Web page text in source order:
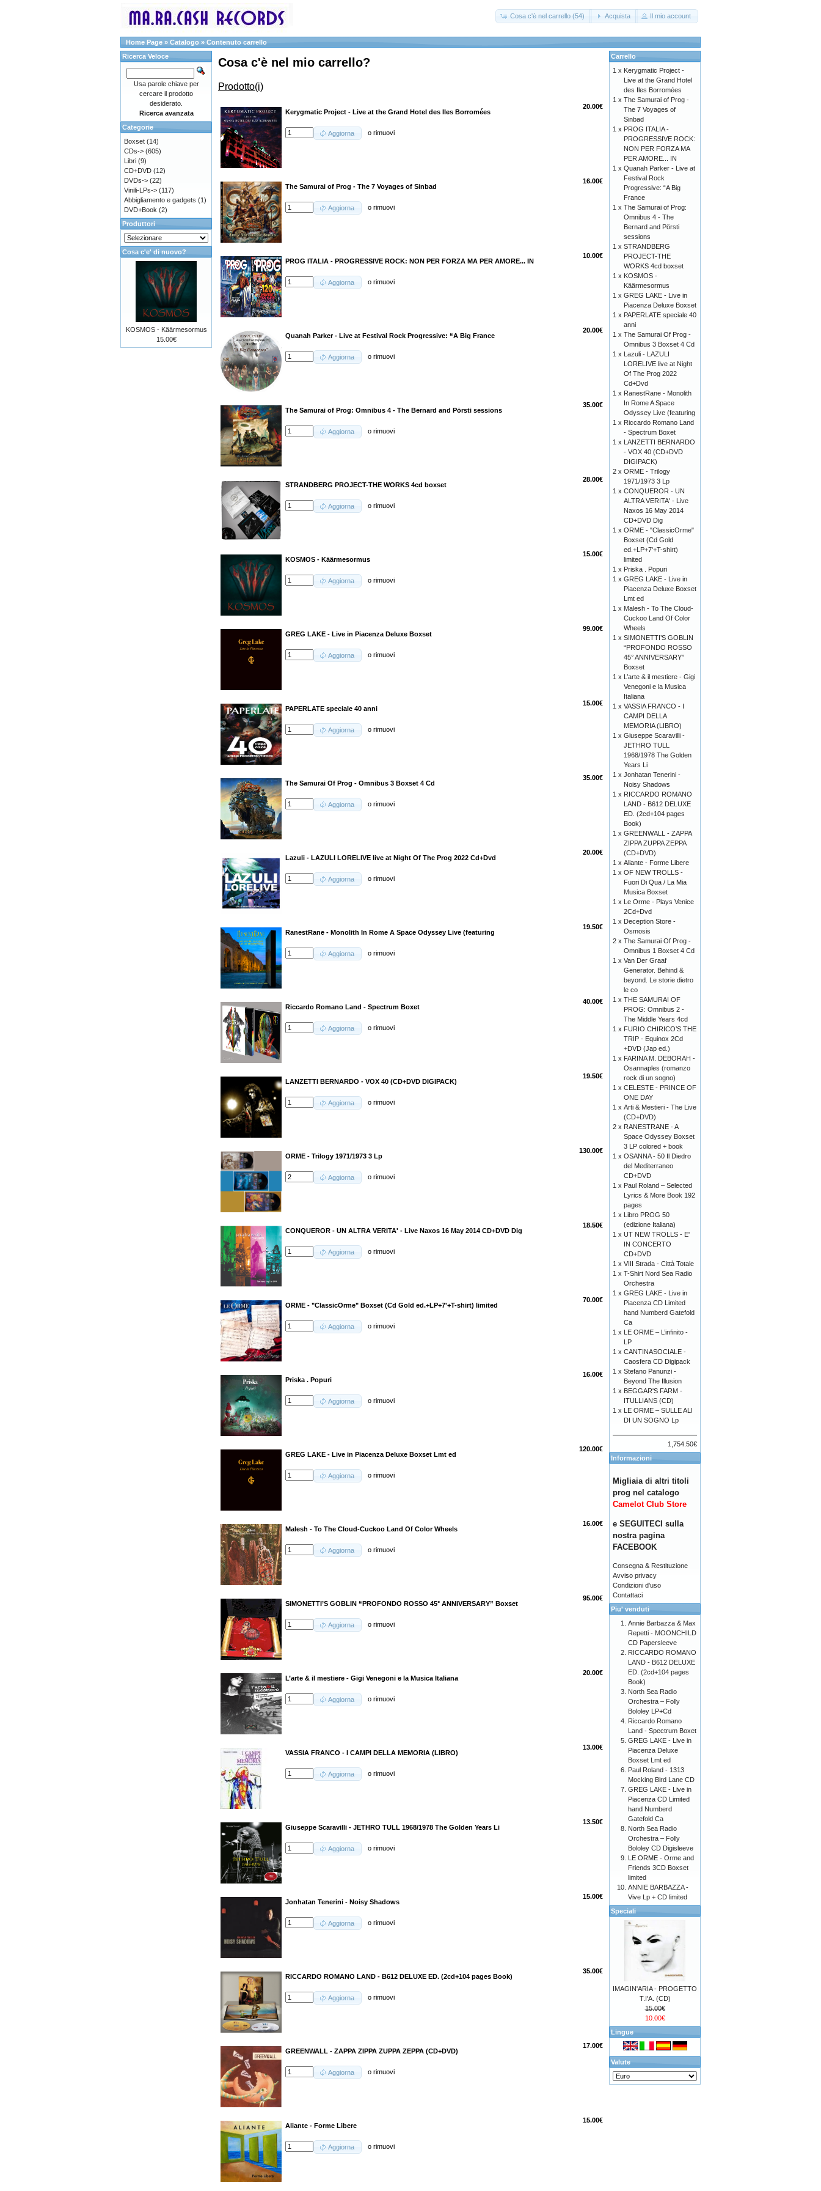
Cosa c'è nel carrello (54) Acquista Il mio account
Home Page » Catalogo » Contenuto carrello
Cosa c'è nel mio carrello?
Prodotto(i)
Kerygmatic Project - Live at the Grand Hotel des Iles Borromées
Aggiorna orimuovi
20.00€
The Samurai of Prog - The 7 Voyages of Sinbad
Aggiorna orimuovi
16.00€
PROG ITALIA - PROGRESSIVE ROCK: NON PER FORZA MA PER AMORE... IN
Aggiorna orimuovi
10.00€
Quanah Parker - Live at Festival Rock Progressive: “A Big France
Aggiorna orimuovi
20.00€
The Samurai of Prog: Omnibus 4 - The Bernard and Pörsti sessions
Aggiorna orimuovi
35.00€
STRANDBERG PROJECT-THE WORKS 4cd boxset
Aggiorna orimuovi
28.00€
KOSMOS - Käärmesormus
Aggiorna orimuovi
15.00€
GREG LAKE - Live in Piacenza Deluxe Boxset
Aggiorna orimuovi
99.00€
PAPERLATE speciale 40 anni
Aggiorna orimuovi
15.00€
The Samurai Of Prog - Omnibus 3 Boxset 4 Cd
Aggiorna orimuovi
35.00€
Lazuli - LAZULI LORELIVE live at Night Of The Prog 2022 Cd+Dvd
Aggiorna orimuovi
20.00€
RanestRane - Monolith In Rome A Space Odyssey Live (featuring
Aggiorna orimuovi
19.50€
Riccardo Romano Land - Spectrum Boxet
Aggiorna orimuovi
40.00€
LANZETTI BERNARDO - VOX 40 (CD+DVD DIGIPACK)
Aggiorna orimuovi
19.50€
ORME - Trilogy 1971/1973 3 Lp
Aggiorna orimuovi
130.00€
CONQUEROR - UN ALTRA VERITA' - Live Naxos 16 May 2014 CD+DVD Dig
Aggiorna orimuovi
18.50€
ORME - "ClassicOrme" Boxset (Cd Gold ed.+LP+7'+T-shirt) limited
Aggiorna orimuovi
70.00€
Priska . Popuri
Aggiorna orimuovi
16.00€
GREG LAKE - Live in Piacenza Deluxe Boxset Lmt ed
Aggiorna orimuovi
120.00€
Malesh - To The Cloud-Cuckoo Land Of Color Wheels
Aggiorna orimuovi
16.00€
SIMONETTI’S GOBLIN “PROFONDO ROSSO 45° ANNIVERSARY” Boxset
Aggiorna orimuovi
95.00€
L’arte & il mestiere - Gigi Venegoni e la Musica Italiana
Aggiorna orimuovi
20.00€
VASSIA FRANCO - I CAMPI DELLA MEMORIA (LIBRO)
Aggiorna orimuovi
13.00€
Giuseppe Scaravilli - JETHRO TULL 1968/1978 The Golden Years Li
Aggiorna orimuovi
13.50€
Jonhatan Tenerini - Noisy Shadows
Aggiorna orimuovi
15.00€
RICCARDO ROMANO LAND - B612 DELUXE ED. (2cd+104 pages Book)
Aggiorna orimuovi
35.00€
GREENWALL - ZAPPA ZIPPA ZUPPA ZEPPA (CD+DVD)
Aggiorna orimuovi
17.00€
Aliante - Forme Libere
Aggiorna orimuovi
15.00€
Ricerca Veloce
Usa parole chiave per
cercare il prodotto
desiderato.
Ricerca avanzata
Categorie
Boxset (14)
CDs-> (605)
Libri (9)
CD+DVD (12)
DVDs-> (22)
Vinili-LPs-> (117)
Abbigliamento e gadgets (1)
DVD+Book (2)
Produttori
Cosa c'e' di nuovo?
KOSMOS - Käärmesormus
15.00€
Carrello
1 x Kerygmatic Project -
Live at the Grand Hotel
des Iles Borromées
1 x The Samurai of Prog -
The 7 Voyages of
Sinbad
1 x PROG ITALIA -
PROGRESSIVE ROCK:
NON PER FORZA MA
PER AMORE... IN
1 x Quanah Parker - Live at
Festival Rock
Progressive: “A Big
France
1 x The Samurai of Prog:
Omnibus 4 - The
Bernard and Pörsti
sessions
1 x STRANDBERG
PROJECT-THE
WORKS 4cd boxset
1 x KOSMOS -
Käärmesormus
1 x GREG LAKE - Live in
Piacenza Deluxe Boxset
1 x PAPERLATE speciale 40
anni
1 x The Samurai Of Prog -
Omnibus 3 Boxset 4 Cd
1 x Lazuli - LAZULI
LORELIVE live at Night
Of The Prog 2022
Cd+Dvd
1 x RanestRane - Monolith
In Rome A Space
Odyssey Live (featuring
1 x Riccardo Romano Land
- Spectrum Boxet
1 x LANZETTI BERNARDO
- VOX 40 (CD+DVD
DIGIPACK)
2 x ORME - Trilogy
1971/1973 3 Lp
1 x CONQUEROR - UN
ALTRA VERITA' - Live
Naxos 16 May 2014
CD+DVD Dig
1 x ORME - "ClassicOrme"
Boxset (Cd Gold
ed.+LP+7'+T-shirt)
limited
1 x Priska . Popuri
1 x GREG LAKE - Live in
Piacenza Deluxe Boxset
Lmt ed
1 x Malesh - To The Cloud-
Cuckoo Land Of Color
Wheels
1 x SIMONETTI’S GOBLIN
“PROFONDO ROSSO
45° ANNIVERSARY”
Boxset
1 x L’arte & il mestiere - Gigi
Venegoni e la Musica
Italiana
1 x VASSIA FRANCO - I
CAMPI DELLA
MEMORIA (LIBRO)
1 x Giuseppe Scaravilli -
JETHRO TULL
1968/1978 The Golden
Years Li
1 x Jonhatan Tenerini -
Noisy Shadows
1 x RICCARDO ROMANO
LAND - B612 DELUXE
ED. (2cd+104 pages
Book)
1 x GREENWALL - ZAPPA
ZIPPA ZUPPA ZEPPA
(CD+DVD)
1 x Aliante - Forme Libere
1 x OF NEW TROLLS -
Fuori Di Qua / La Mia
Musica Boxset
1 x Le Orme - Plays Venice
2Cd+Dvd
1 x Deception Store -
Osmosis
2 x The Samurai Of Prog -
Omnibus 1 Boxset 4 Cd
1 x Van Der Graaf
Generator. Behind &
beyond. Le storie dietro
le co
1 x THE SAMURAI OF
PROG: Omnibus 2 -
The Middle Years 4cd
1 x FURIO CHIRICO’S THE
TRIP - Equinox 2Cd
+DVD (Jap ed.)
1 x FARINA M. DEBORAH -
Osannaples (romanzo
rock di un sogno)
1 x CELESTE - PRINCE OF
ONE DAY
1 x Arti & Mestieri - The Live
(CD+DVD)
2 x RANESTRANE - A
Space Odyssey Boxset
3 LP colored + book
1 x OSANNA - 50 Il Diedro
del Mediterraneo
CD+DVD
1 x Paul Roland – Selected
Lyrics & More Book 192
pages
1 x Libro PROG 50
(edizione Italiana)
1 x UT NEW TROLLS - E'
IN CONCERTO
CD+DVD
1 x VIII Strada - Città Totale
1 x T-Shirt Nord Sea Radio
Orchestra
1 x GREG LAKE - Live in
Piacenza CD Limited
hand Numberd Gatefold
Ca
1 x LE ORME – L’infinito -
LP
1 x CANTINASOCIALE -
Caosfera CD Digipack
1 x Stefano Panunzi -
Beyond The Illusion
1 x BEGGAR'S FARM -
ITULLIANS (CD)
1 x LE ORME – SULLE ALI
DI UN SOGNO Lp
1,754.50€
Informazioni
Migliaia di altri titoli
prog nel catalogo
Camelot Club Store
e SEGUITECI sulla
nostra pagina
FACEBOOK
Consegna & Restituzione
Avviso privacy
Condizioni d'uso
Contattaci
Piu' venduti
Annie Barbazza & Max
Repetti - MOONCHILD
CD Papersleeve
RICCARDO ROMANO
LAND - B612 DELUXE
ED. (2cd+104 pages
Book)
North Sea Radio
Orchestra – Folly
Bololey LP+Cd
Riccardo Romano
Land - Spectrum Boxet
GREG LAKE - Live in
Piacenza Deluxe
Boxset Lmt ed
Paul Roland - 1313
Mocking Bird Lane CD
GREG LAKE - Live in
Piacenza CD Limited
hand Numberd
Gatefold Ca
North Sea Radio
Orchestra – Folly
Bololey CD Digisleeve
LE ORME - Orme and
Friends 3CD Boxset
limited
ANNIE BARBAZZA -
Vive Lp + CD limited
Speciali
IMAGIN'ARIA - PROGETTO
T.I'A. (CD)
15.00€
10.00€
Lingue
Valute